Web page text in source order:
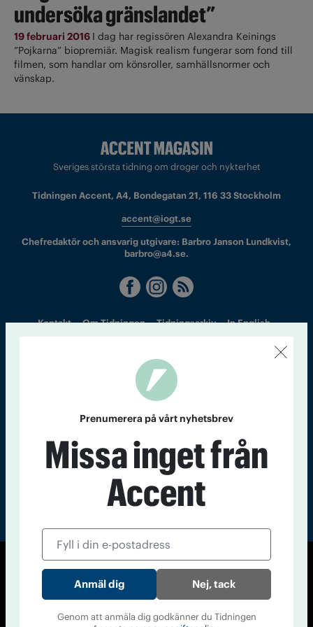
undersöka gränslandet”
19 februari 2016 I dag har regissören Alexandra Keinings
”Pojkarna” biopremiär. Magisk realism fungerar som fond till
filmen, som handlar om könsroller, samhällsnormer och
vänskap.
Sveriges största tidning om droger och nykterhet
Tidningen Accent, A4, Bondegatan 21, 116 33 Stockholm
accent@iogt.se
Chefredaktör och ansvarig utgivare: Barbro Janson Lundkvist,
barbro@a4.se.
Kontakt Om Tidningen Tidningsarkiv In English
Accent
© Tidningen Accent 2026
Cookiepolicy
Personuppgiftspolicy
Prenumerera på vårt nyhetsbrev
Missa inget från
Accent
Nej, tack
Genom att anmäla dig godkänner du Tidningen